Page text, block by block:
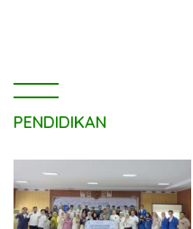
PENDIDIKAN